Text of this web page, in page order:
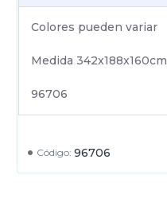
Código: 96706
Colores pueden variar
Medida 342x188x160cm
96706